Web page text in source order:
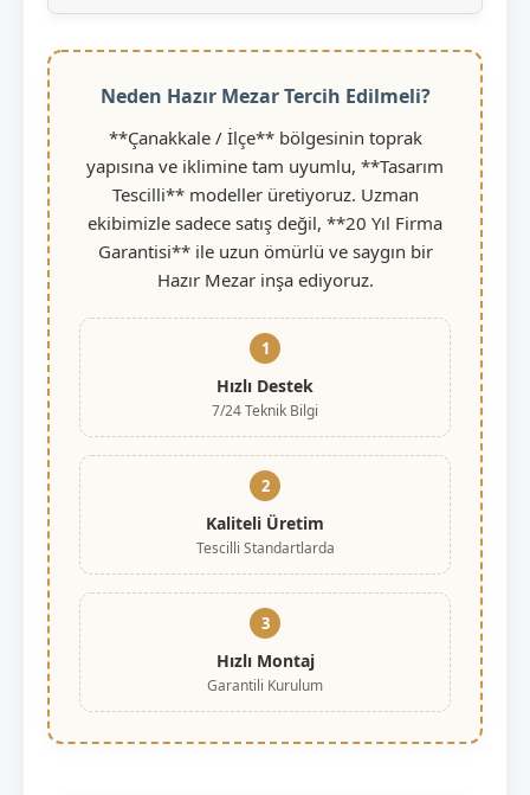
Neden Hazır Mezar Tercih Edilmeli?
**Çanakkale / İlçe** bölgesinin toprak
yapısına ve iklimine tam uyumlu, **Tasarım
Tescilli** modeller üretiyoruz. Uzman
ekibimizle sadece satış değil, **20 Yıl Firma
Garantisi** ile uzun ömürlü ve saygın bir
Hazır Mezar inşa ediyoruz.
1
Hızlı Destek
7/24 Teknik Bilgi
2
Kaliteli Üretim
Tescilli Standartlarda
3
Hızlı Montaj
Garantili Kurulum